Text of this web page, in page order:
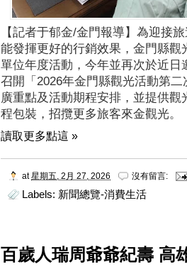
【記者于郁金/金門報導】為迎接
能發揮更好的行銷效果，金門縣觀
單位年度活動，今年並再次於近
召開「2026年金門縣觀光活動第
廣重點及活動期程安排，並提供
程包裝，招攬更多旅客來金觀光。
讀取更多點這 »
at 星期五, 2月 27, 2026 沒有留言:
Labels: 新聞總覽-消費生活
百歲人瑞周爺爺紀壽 高